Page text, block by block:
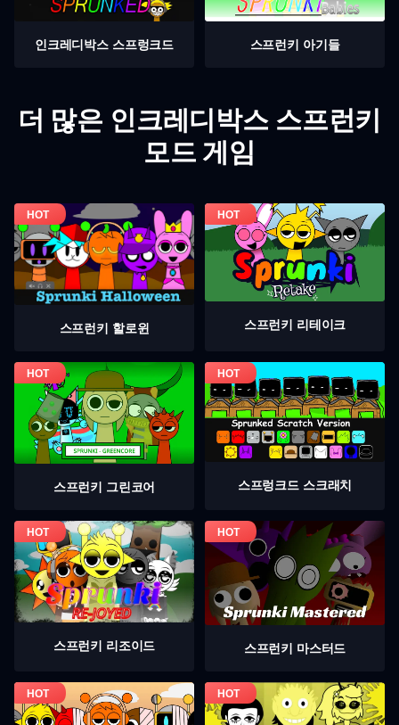
인크레디박스 스프렁크드 스프런키 아기들
더 많은 인크레디박스 스프런키
모드 게임
스프런키 할로윈 스프런키 리테이크
스프런키 그린코어 스프렁크드 스크래치
스프런키 리조이드 스프런키 마스터드